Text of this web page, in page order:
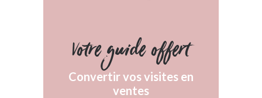
Votre guide offert
Convertir vos visites en
ventes